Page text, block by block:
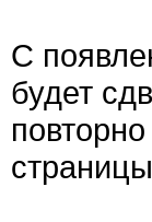
С
будет